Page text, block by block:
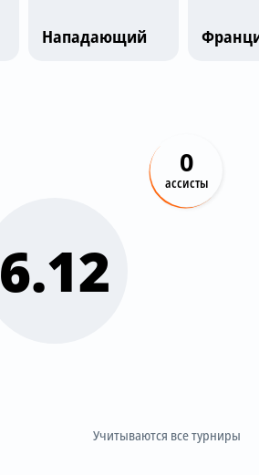
Нападающий
6.12
0
ассисты
Учитываются все турниры